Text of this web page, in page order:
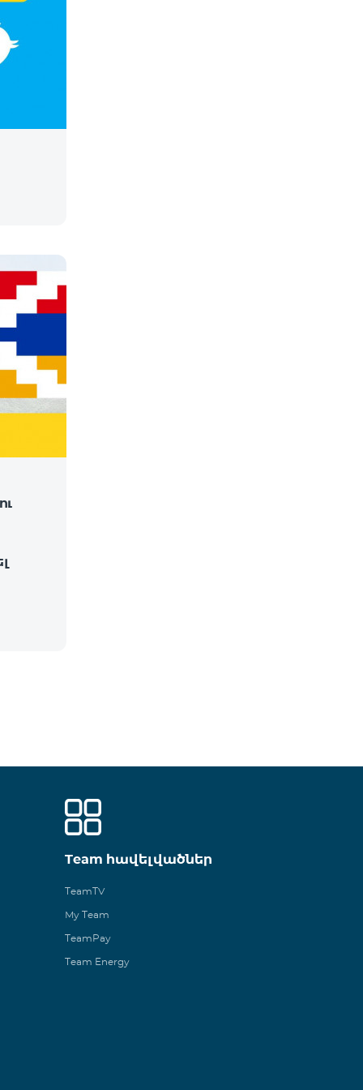
Team հավելվածներ
TeamTV
My Team
TeamPay
Team Energy